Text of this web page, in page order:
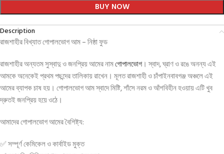
BUY NOW
Description
রাজশাহীর বিখ্যাত গোপালভোগ আম – নিষ্ঠা ফুড
রাজশাহীর অন্যতম সুস্বাদু ও জনপ্রিয় আমের নামগোপালভোগ । স্বাদ, ঘ্রাণ ও রঙে অনন্য এই
আমকে অনেকেই প্রথম পছন্দের তালিকায় রাখেন। মূলত রাজশাহী ও চাঁপাইনবাবগঞ্জ অঞ্চলে এই
আমের ব্যাপক চাষ হয়। গোপালভোগ আম স্বাদে মিষ্টি, শাঁসে নরম ও আঁশবিহীন হওয়ায় এটি খুব
দ্রুতই জনপ্রিয় হয়ে ওঠে।
আমাদের গোপালভোগ আমের বৈশিষ্ট্য:
✅ সম্পূর্ণ কেমিকেল ও কার্বাইড মুক্ত